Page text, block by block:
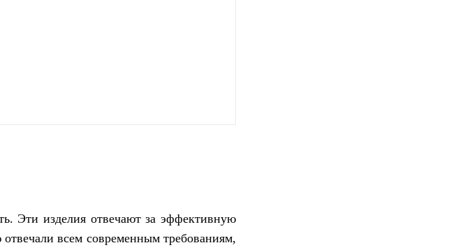
Эти изделия отвечают за эффективную
всем современным требованиям,